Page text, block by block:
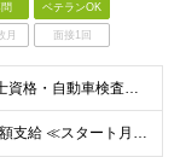
ベテランOK
月 面接1回
【年齢・学歴不問】★整備士資格・自動車検査員資格をお持ちの方★既卒者・第二新卒・実務未経験者も歓迎！ ■自動車整備士資格または自動車検査員資格の保有者。 ※実務経験不問 ◎経験や資格を活かしてキャリ
月給40～67万円＋残業代全額支給 ≪スタート月給例≫ ■自動車車検・整備：月給40万円+残業代 ※現年収・年齢・経験・資格・能力等、総合的に考慮し、決定します。 ※試用期間有(同待遇/最長6ヵ月